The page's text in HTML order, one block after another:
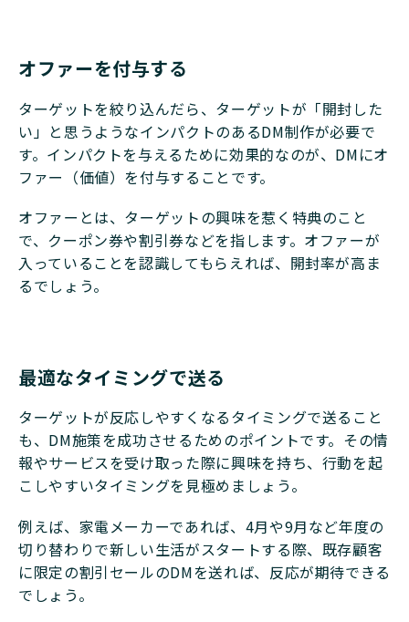
オファーを付与する
ターゲットを絞り込んだら、ターゲットが「開封した
い」と思うようなインパクトのあるDM制作が必要で
す。インパクトを与えるために効果的なのが、DMにオ
ファー（価値）を付与することです。
オファーとは、ターゲットの興味を惹く特典のこと
で、クーポン券や割引券などを指します。オファーが
入っていることを認識してもらえれば、開封率が高ま
るでしょう。
最適なタイミングで送る
ターゲットが反応しやすくなるタイミングで送ること
も、DM施策を成功させるためのポイントです。その情
報やサービスを受け取った際に興味を持ち、行動を起
こしやすいタイミングを見極めましょう。
例えば、家電メーカーであれば、4月や9月など年度の
切り替わりで新しい生活がスタートする際、既存顧客
に限定の割引セールのDMを送れば、反応が期待できる
でしょう。